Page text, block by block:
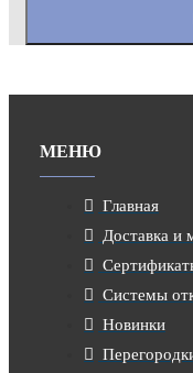
МЕНЮ
Главная
Доставка и
Системы
Новинки